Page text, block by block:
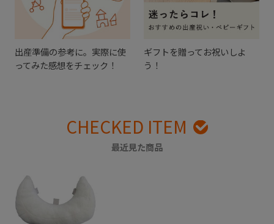
出産準備の参考に。実際に使
ってみた感想をチェック！
ギフトを贈ってお祝いしよ
う！
CHECKED ITEM
最近見た商品